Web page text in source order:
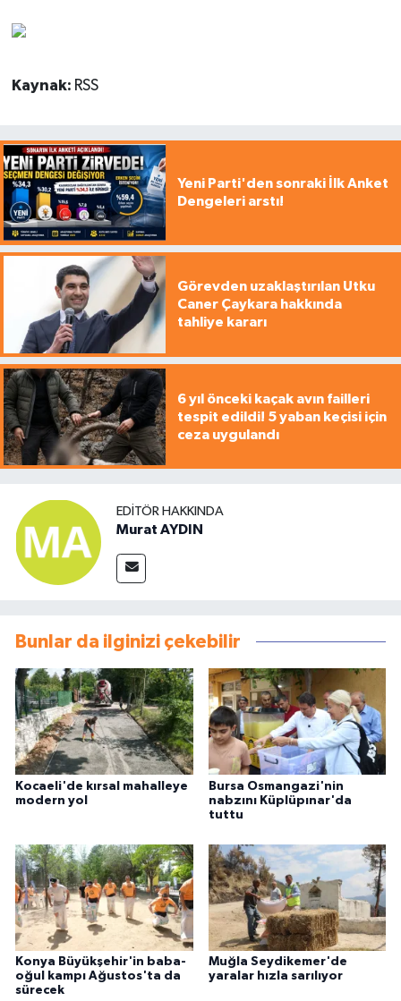
Kaynak: RSS
Yeni Parti'den sonraki İlk Anket
Dengeleri arstı!
Görevden uzaklaştırılan Utku
Caner Çaykara hakkında
tahliye kararı
6 yıl önceki kaçak avın failleri
tespit edildi! 5 yaban keçisi için
ceza uygulandı
EDITÖR HAKKINDA
Murat AYDIN
Bunlar da ilginizi çekebilir
Kocaeli'de kırsal mahalleye
modern yol
Bursa Osmangazi'nin
nabzını Küplüpınar'da
tuttu
Konya Büyükşehir'in baba-
oğul kampı Ağustos'ta da
sürecek
Muğla Seydikemer'de
yaralar hızla sarılıyor